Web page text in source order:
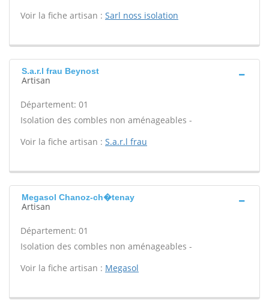
Voir la fiche artisan : Sarl noss isolation
S.a.r.l frau Beynost
Artisan
Département: 01
Isolation des combles non aménageables -
Voir la fiche artisan : S.a.r.l frau
Megasol Chanoz-ch�tenay
Artisan
Département: 01
Isolation des combles non aménageables -
Voir la fiche artisan : Megasol